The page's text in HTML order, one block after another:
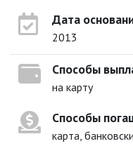
Дата
2013
Способы
на карту
Способы
карта,